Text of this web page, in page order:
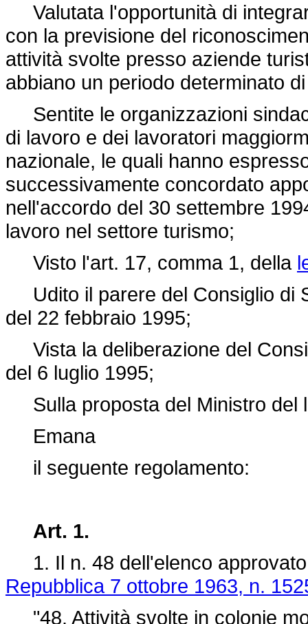
Valutata l'opportunità di
con la previsione del
attività svolte presso aziende
abbiano un periodo determinato
Sentite le organizzazioni
di lavoro e dei lavoratori
nazionale, le quali hanno
successivamente concordato
nell'accordo del 30 settembre
lavoro nel settore turismo;
Visto l'art. 17, comma 1, della
Udito il parere del Consiglio di
del 22 febbraio 1995;
Vista la deliberazione del
del 6 luglio 1995;
Sulla proposta del Ministro del
Emana
il seguente regolamento:
Art. 1.
1. Il n. 48 dell'elenco
Repubblica 7 ottobre 1963, n.
"48. Attività svolte in colonie